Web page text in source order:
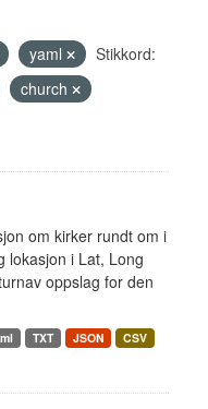
yaml
Stikkord:
church
om kirker rundt om i
lokasjon i Lat, Long
oppslag for den
TXT JSON
CSV